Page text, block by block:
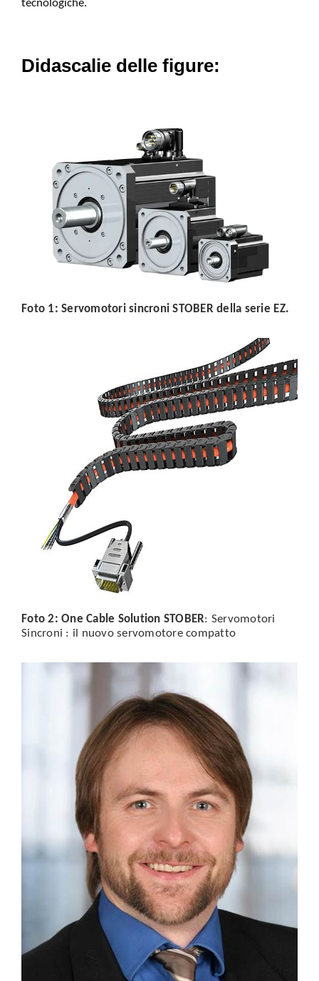
tecnologiche.
Didascalie delle figure:
Foto 1:Servomotori sincroni STOBER della serie EZ.
Foto 2:One Cable Solution STOBER: Servomotori
Sincroni : il nuovo servomotore compatto